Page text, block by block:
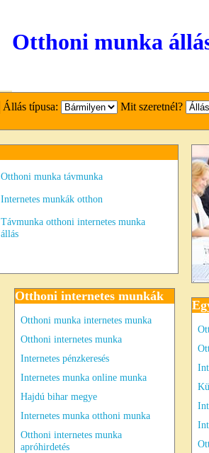
Otthoni munka
Állás típusa: Mit szeretnél?
Otthoni munka távmunka
Internetes munkák otthon
Távmunka otthoni internetes munka
állás
Otthoni internetes munkák
Otthoni munka internetes munka
Otthoni internetes munka
Internetes pénzkeresés
Internetes munka online munka
Hajdú bihar megye
Internetes munka otthoni munka
Otthoni internetes munka
apróhirdetés